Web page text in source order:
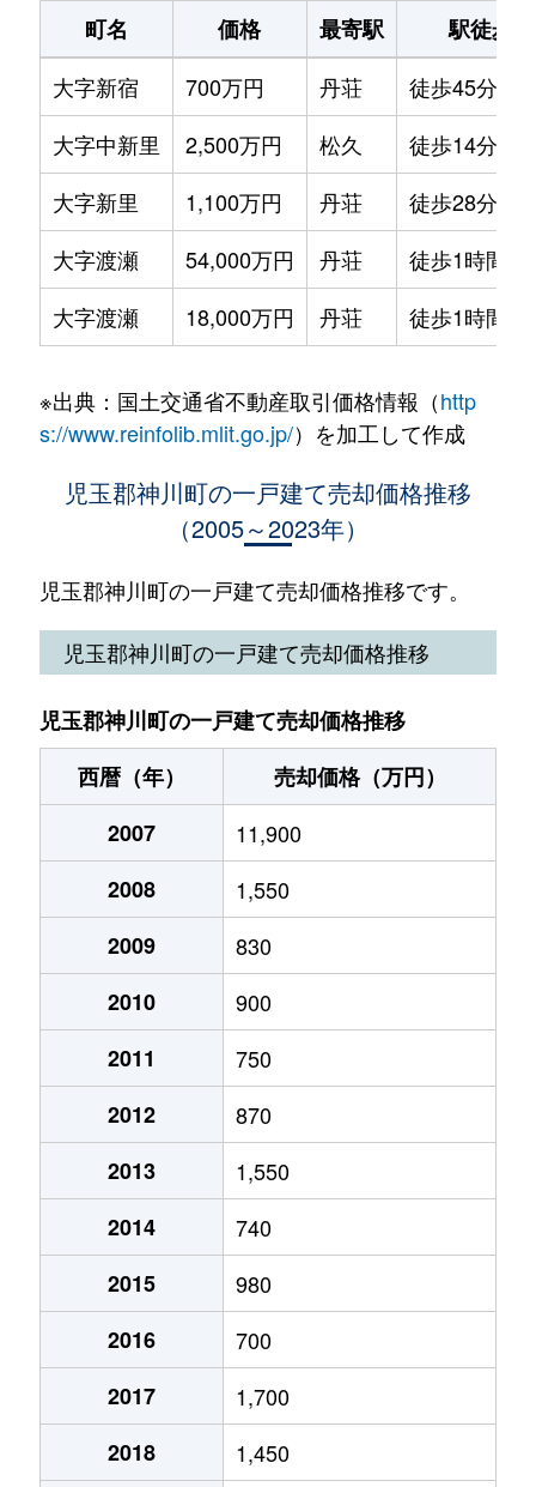
町名 価格 最寄駅
駅徒歩
大字新宿
700万円 丹荘
徒歩45分
大字中新里
2,500万円 松久
徒歩14分
大字新里
1,100万円 丹荘
徒歩28分
大字渡瀬
54,000万円 丹荘
徒歩1時間
大字渡瀬
18,000万円 丹荘 徒歩1時間
※出典：国土交通省不動産取引価格情報（http
s://www.reinfolib.mlit.go.jp/）を加工して作成
児玉郡神川町の一戸建て売却価格推移
（2005～2023年）
児玉郡神川町の一戸建て売却価格推移です。
児玉郡神川町の一戸建て売却価格推移
児玉郡神川町の一戸建て売却価格推移
西暦（年）
売却価格（万円）
2007
11,900
2008
1,550
2009
830
2010
900
2011
750
2012
870
2013
1,550
2014
740
2015
980
2016
700
2017
1,700
2018
1,450